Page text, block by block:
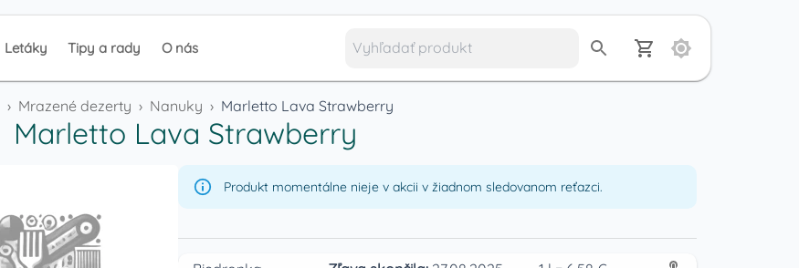
Letáky Tipy a rady O nás
› Mrazené dezerty › Nanuky › Marletto Lava Strawberry
Marletto Lava Strawberry
Produkt momentálne nieje v akcii v žiadnom sledovanom reťazci.